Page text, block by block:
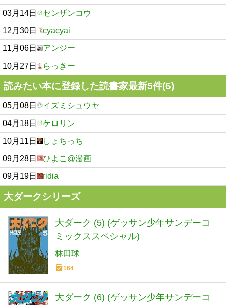
03月14日 センザンコウ
12月30日 cyacyai
11月06日 アンジー
10月27日 らっきー
読みたい本に登録した読書家最新5件(6)
05月08日 イズミシュウヤ
04月18日 ケロリン
10月11日 しょちっち
09月28日 ひよこ@漫画
09月19日 ridia
大ダークシリーズ
大ダーク (5) (ゲッサン少年サンデーコ
ミックススペシャル)
林田球
164
大ダーク (6) (ゲッサン少年サンデーコ